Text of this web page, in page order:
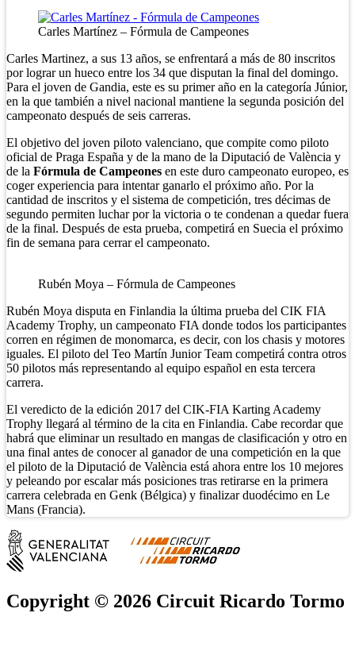
Carles Martínez – Fórmula de Campeones
Carles Martinez, a sus 13 años, se enfrentará a más de 80 inscritos
por lograr un hueco entre los 34 que disputan la final del domingo.
Para el joven de Gandia, este es su primer año en la categoría Júnior,
en la que también a nivel nacional mantiene la segunda posición del
campeonato después de seis carreras.
El objetivo del joven piloto valenciano, que compite como piloto
oficial de Praga España y de la mano de la Diputació de València y
de la Fórmula de Campeones en este duro campeonato europeo, es
coger experiencia para intentar ganarlo el próximo año. Por la
cantidad de inscritos y el sistema de competición, tres décimas de
segundo permiten luchar por la victoria o te condenan a quedar fuera
de la final. Después de esta prueba, competirá en Suecia el próximo
fin de semana para cerrar el campeonato.
Rubén Moya – Fórmula de Campeones
Rubén Moya disputa en Finlandia la última prueba del CIK FIA
Academy Trophy, un campeonato FIA donde todos los participantes
corren en régimen de monomarca, es decir, con los chasis y motores
iguales. El piloto del Teo Martín Junior Team competirá contra otros
50 pilotos más representando al equipo español en esta tercera
carrera.
El veredicto de la edición 2017 del CIK-FIA Karting Academy
Trophy llegará al término de la cita en Finlandia. Cabe recordar que
habrá que eliminar un resultado en mangas de clasificación y otro en
una final antes de conocer al ganador de una competición en la que
el piloto de la Diputació de València está ahora entre los 10 mejores
y peleando por escalar más posiciones tras retirarse en la primera
carrera celebrada en Genk (Bélgica) y finalizar duodécimo en Le
Mans (Francia).
Copyright © 2026 Circuit Ricardo Tormo